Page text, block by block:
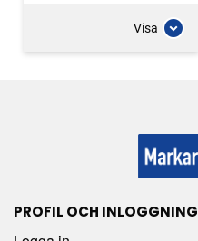
Visa
PROFIL OCH INLOGGNING